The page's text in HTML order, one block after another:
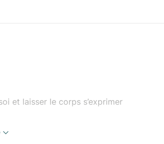
et laisser le corps s’exprimer